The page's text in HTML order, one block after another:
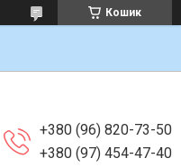
Кошик
+380 (96) 820-73-50
+380 (97) 454-47-40